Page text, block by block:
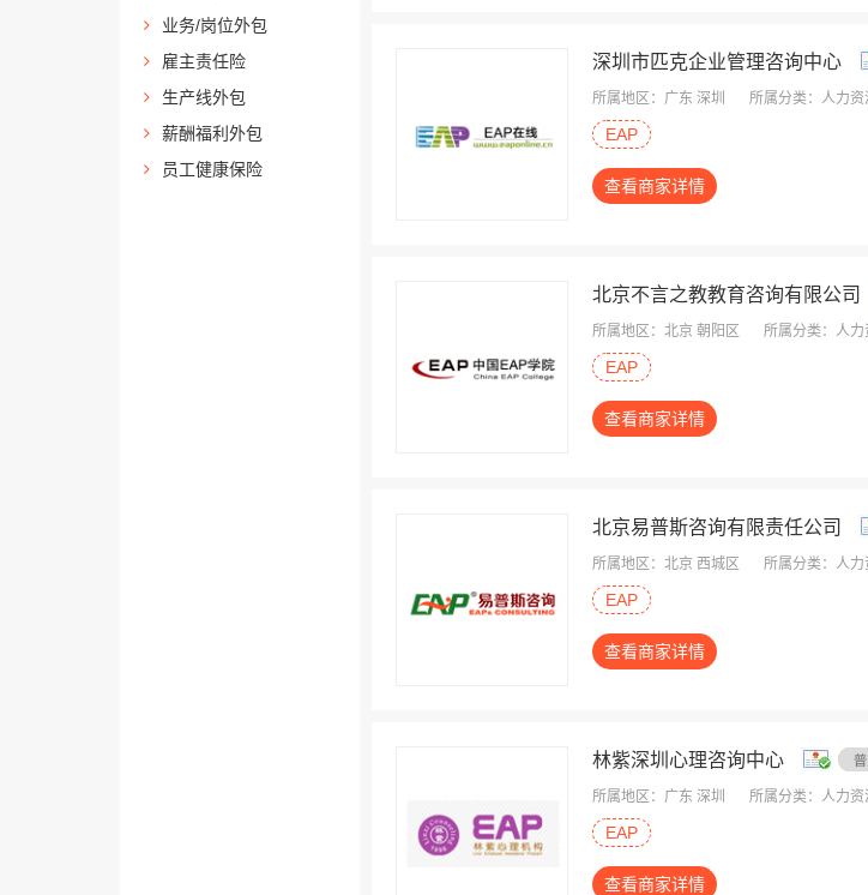
业务/岗位外包
雇主责任险
生产线外包
薪酬福利外包
员工健康保险
深圳市匹克企业管理咨询中心
所属地区：广东 深圳 所属分类：人力资
EAP
查看商家详情
北京不言之教教育咨询有限公司
所属地区：北京 朝阳区 所属分类：人力
EAP
查看商家详情
北京易普斯咨询有限责任公司
所属地区：北京 西城区 所属分类：人力
EAP
查看商家详情
林紫深圳心理咨询中心
所属地区：广东 深圳 所属分类：人力资
EAP
查看商家详情